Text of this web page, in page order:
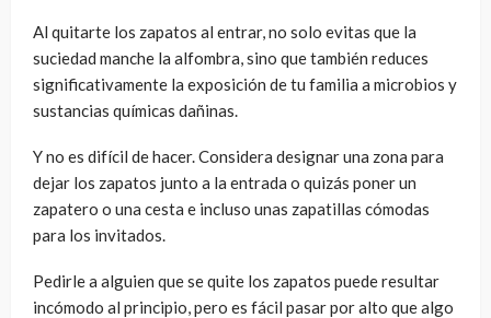
Al quitarte los zapatos al entrar, no solo evitas que la
suciedad manche la alfombra, sino que también reduces
significativamente la exposición de tu familia a microbios y
sustancias químicas dañinas.
Y no es difícil de hacer. Considera designar una zona para
dejar los zapatos junto a la entrada o quizás poner un
zapatero o una cesta e incluso unas zapatillas cómodas
para los invitados.
Pedirle a alguien que se quite los zapatos puede resultar
incómodo al principio, pero es fácil pasar por alto que algo